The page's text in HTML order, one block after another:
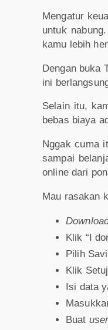
Mengatur
untuk
kamu lebih
Dengan buka
ini
Selain itu,
bebas biaya
Nggak cuma
sampai
online dari
Mau rasakan
Klik “I
Pilih
Klik
Isi data
Buat